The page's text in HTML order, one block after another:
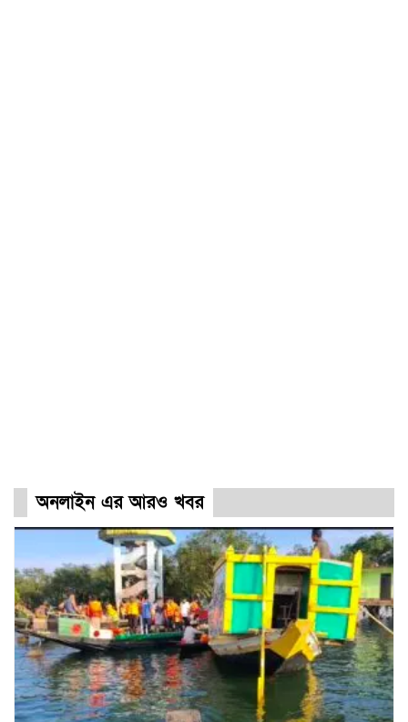
অনলাইন এর আরও খবর